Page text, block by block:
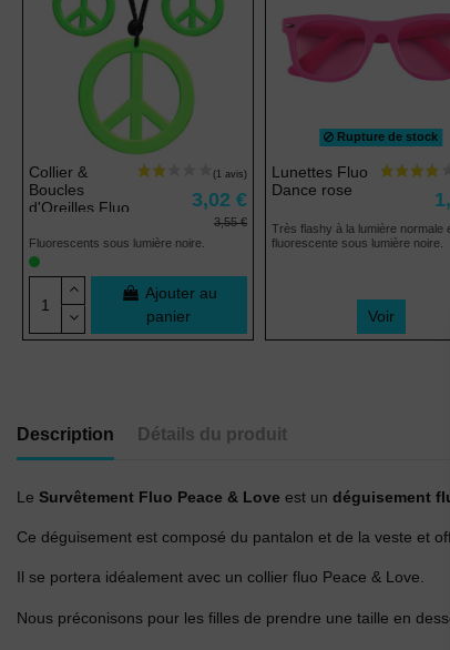
Collier &
Boucles
d'Oreilles Fluo
3,02 €
3,55 €
Fluorescents sous lumière noire.
Ajouter au
panier
Rupture de stock
Lunettes Fluo
Dance rose
Très flashy à la lumière normale
fluorescente sous lumière noire.
Voir
Description Détails du produit
Le Survêtement Fluo Peace & Love est un déguisement
Ce déguisement est composé du pantalon et de la veste et
Il se portera idéalement avec un collier fluo Peace & Love.
Nous préconisons pour les filles de prendre une taille en